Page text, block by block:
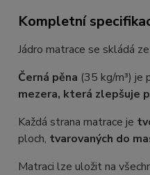
Kompletní
Jádro matrace se skládá
Černá pěna (35 kg/m³) je
mezera, která zlepšuje
Každá strana matrace je
ploch, tvarovaných do
Matraci lze uložit na